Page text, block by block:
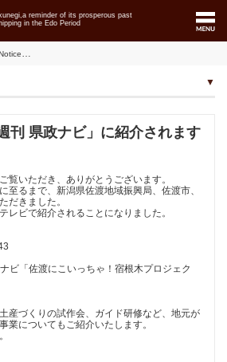
reminder of its prosperous past
in the Edo Period
刊 県政ナビ」に紹介されます
覧いただき、ありがとうございます。
至るまで、新潟県佐渡地域振興局、佐渡市、
だきました。
レビで紹介されることになりました。
ビ「佐渡にこいっちゃ！宿根木プロジェク
産づくりの試作会、ガイド研修など、地元が
業についてもご紹介いたします。